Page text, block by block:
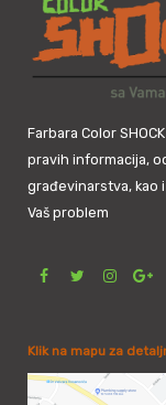
Farbara Color
pravih informacija,
građevinarstva, kao
Vaš problem
Klik na mapu za